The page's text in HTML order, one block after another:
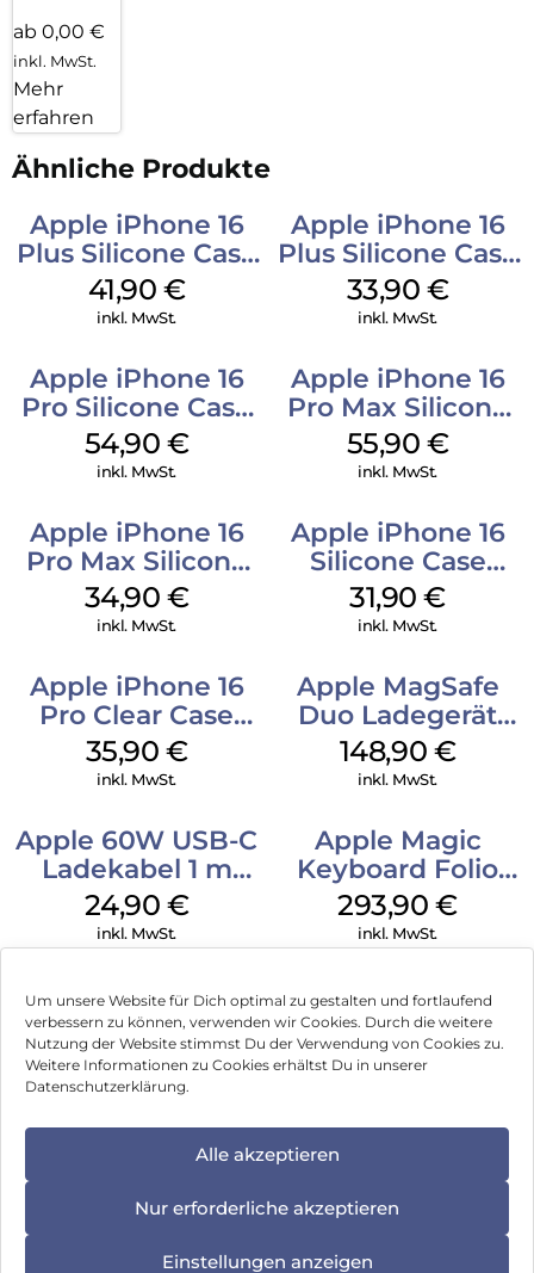
Um unsere Website für Dich optimal zu gestalten und fortlaufend
verbessern zu können, verwenden wir Cookies. Durch die weitere
Nutzung der Website stimmst Du der Verwendung von Cookies zu.
Weitere Informationen zu Cookies erhältst Du in unserer
Datenschutzerklärung.
Alle akzeptieren
Nur erforderliche akzeptieren
Einstellungen anzeigen
ab 0,00 €
inkl. MwSt.
Mehr
erfahren
Ähnliche Produkte
Apple iPhone 16
Plus Silicone Case
MagSafe Stone
Gray
41,90 €
inkl. MwSt.
Apple iPhone 16
Plus Silicone Case
MagSafe Lake
Green
33,90 €
inkl. MwSt.
Apple iPhone 16
Pro Silicone Case
MagSafe Black
54,90 €
inkl. MwSt.
Apple iPhone 16
Pro Max Silicone
Case MagSafe
Stone Gray
55,90 €
inkl. MwSt.
Apple iPhone 16
Pro Max Silicone
Case MagSafe
Denim
34,90 €
inkl. MwSt.
Apple iPhone 16
Silicone Case
MagSafe Fuchsia
31,90€
inkl. MwSt.
Apple iPhone 16
Pro Clear Case
MagSafe
Transparent
35,90 €
inkl. MwSt.
Apple MagSafe
Duo Ladegerät
Weiß
148,90 €
inkl. MwSt.
Apple 60W USB-C
Ladekabel 1 m
Weiß
24,90 €
inkl. MwSt.
Apple Magic
Keyboard Folio
iPad 10.9″ (10.Gen.)
Weiß
293,90€
inkl. MwSt.
Impressum
Hinweis zur Batterieentsorgung
Können wir Dir behilflich sein?